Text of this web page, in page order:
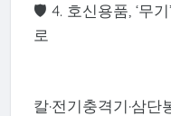
🛡 4. 호신용품, ‘무기
로
칼·전기충격기·삼